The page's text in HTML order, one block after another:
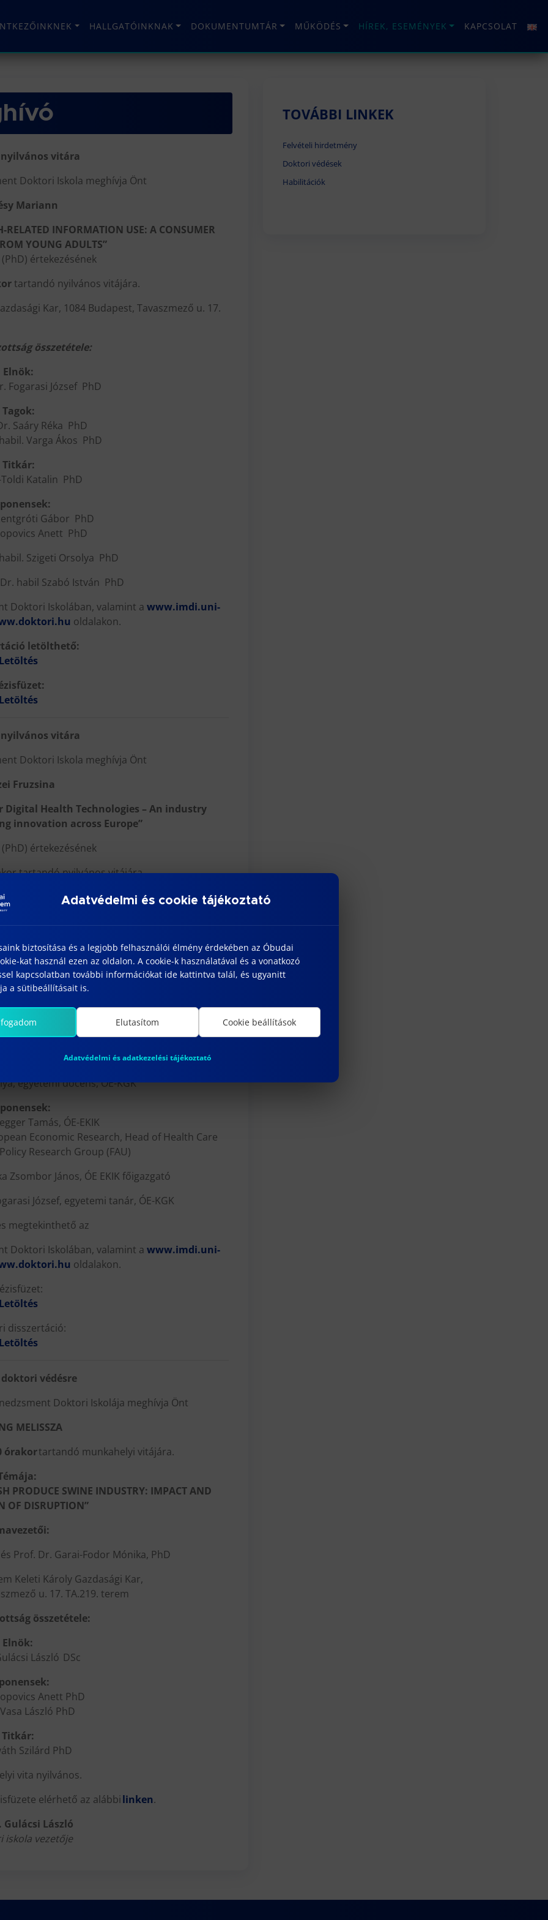
HALLGATÓINKNAK DOKUMENTUMTÁR MŰKÖDÉS HÍREK, ESEMÉNYEK KAPCSOLAT
vitára
Doktori Iskola meghívja Önt
Mariann
RELATED INFORMATION USE: A CONSUMER
YOUNG ADULTS”
értekezésének
tartandó nyilvános vitájára.
Kar, 1084 Budapest, Tavaszmező u. 17.
összetétele:
Elnök:
Fogarasi József PhD
Tagok:
Saáry Réka PhD
Varga Ákos PhD
Titkár:
Katalin PhD
Gábor PhD
Anett PhD
Szigeti Orsolya PhD
Dr. habil Szabó István PhD
Doktori Iskolában, valamint a www.imdi.uni-
oldalakon.
letölthető:
Letöltés
Letöltés
vitára
Doktori Iskola meghívja Önt
Fruzsina
Digital Health Technologies – An industry
innovation across Europe”
értekezésének
tartandó nyilvános vitájára.
Kar, 1084 Budapest, Tavaszmező u. 17.
122 terem
Elnök:
egyetemi tanár, ÓE-KGK
egyetemi tanár, ÓE-KGK
Tehetséggondozási Iroda, irodavezető
Egyetem, Fogpótlástani Klinika
egyetemi docens, ÓE-KGK
Tamás, ÓE-EKIK
Economic Research, Head of Health Care
Research Group (FAU)
Zsombor János, ÓE EKIK főigazgató
József, egyetemi tanár, ÓE-KGK
megtekinthető az
Doktori Iskolában, valamint a www.imdi.uni-
oldalakon.
Letöltés
disszertáció:
Letöltés
védésre
Doktori Iskolája meghívja Önt
MELISSZA
órakortartandó munkahelyi vitájára.
PRODUCE SWINE INDUSTRY: IMPACT AND
OF DISRUPTION”
Prof. Dr. Garai-Fodor Mónika, PhD
Keleti Károly Gazdasági Kar,
u. 17. TA.219. terem
összetétele:
Elnök:
László DSc
Anett PhD
László PhD
Titkár:
Szilárd PhD
vita nyilvános.
elérhető az alábbilinken.
Gulácsi László
iskola vezetője
TOVÁBBI LINKEK
Felvételi hirdetmény
Doktori védések
Habilitációk
Adatvédelmi és cookie tájékoztató
biztosítása és a legjobb felhasználói élmény érdekében az Óbudai
kat használ ezen az oldalon. A cookie-k használatával és a vonatkozó
kapcsolatban további információkat ide kattintva talál, és ugyanitt
a sütibeállításait is.
Elutasítom Cookie beállítások
Adatvédelmi és adatkezelési tájékoztató